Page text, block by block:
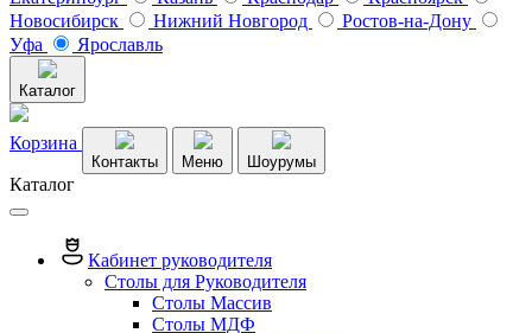
Новосибирск
Нижний Новгород
Ростов-на-Дону
Уфа
Ярославль
Каталог
Корзина
Контакты Меню Шоурумы
Каталог
Кабинет руководителя
Столы для Руководителя
Столы Массив
Столы МДФ